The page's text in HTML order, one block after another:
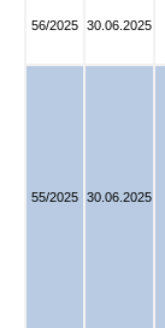
56/2025 30.06.2025
55/2025 30.06.2025